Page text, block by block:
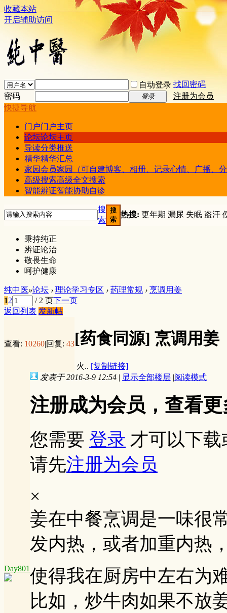
收藏本站
开启辅助访问
自动登录 找回密码
密码
登录
注册为会员
快捷导航
门户门户主页
论坛论坛主页
导读分类推送
精华精华汇总
家园会员家园（可自建博客、相册、记录心情、广播、
高级搜索高级全文搜索
智能辨证智能协助自诊
搜
索
搜
索
热搜: 更年期 漏尿 失眠 盗汗
秉持纯正
辨证论治
敬畏生命
呵护健康
纯中医»论坛 › 理论学习专区 › 药理常规 › 烹调用姜
12 / 2 页下一页
返回列表 发新帖
查看: 10260|回复: 43[药食同源] 烹调用姜
火.. [复制链接]
Day801
发表于 2016-3-9 12:54 | 显示全部楼层 |阅读模式
注册成为会员，查看
您需要 登录 才可以下
请先注册为会员
×
姜在中餐烹调是一味很
发内热，或者加重内热
使得我在厨房中左右为
比如，炒牛肉如果不放